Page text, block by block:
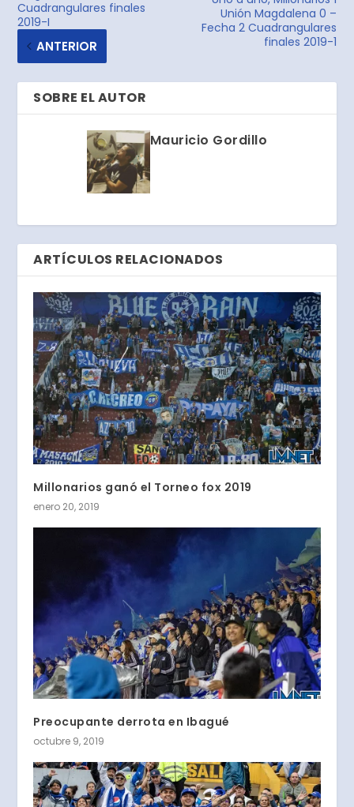
Cuadrangulares finales
2019-I
ANTERIOR
Unión Magdalena 0 –
Fecha 2 Cuadrangulares
finales 2019-1
SOBRE EL AUTOR
Mauricio Gordillo
ARTÍCULOS RELACIONADOS
Millonarios ganó el Torneo fox 2019
enero 20, 2019
Preocupante derrota en Ibagué
octubre 9, 2019